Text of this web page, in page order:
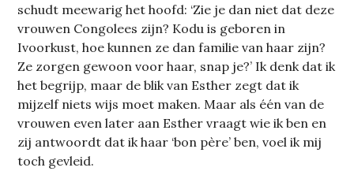
schudt meewarig het hoofd: ‘Zie je dan niet dat deze
vrouwen Congolees zijn? Kodu is geboren in
Ivoorkust, hoe kunnen ze dan familie van haar zijn?
Ze zorgen gewoon voor haar, snap je?’ Ik denk dat ik
het begrijp, maar de blik van Esther zegt dat ik
mijzelf niets wijs moet maken. Maar als één van de
vrouwen even later aan Esther vraagt wie ik ben en
zij antwoordt dat ik haar ‘bon père’ ben, voel ik mij
toch gevleid.